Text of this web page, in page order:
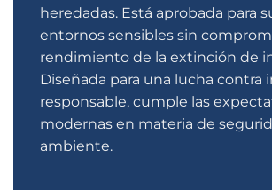
heredadas. Está aprobada para
entornos sensibles sin
rendimiento de la extinción de
Diseñada para una lucha contra
responsable, cumple las
modernas en materia de
ambiente.